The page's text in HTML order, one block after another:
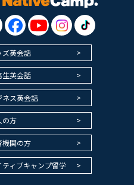
ズ英会話
生英会話
ネス英会話
の方
機関の方
ティブキャンプ留学